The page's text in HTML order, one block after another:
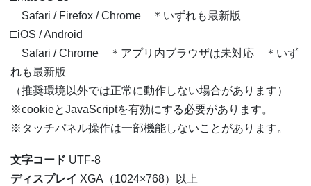
Safari / Firefox / Chrome ＊いずれも最新版
□iOS / Android
Safari / Chrome ＊アプリ内ブラウザは未対応 ＊いず
れも最新版
（推奨環境以外では正常に動作しない場合があります）
※cookieとJavaScriptを有効にする必要があります。
※タッチパネル操作は一部機能しないことがあります。
文字コード UTF-8
ディスプレイ XGA（1024×768）以上